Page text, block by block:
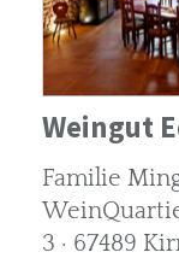
Weingut
Familie
3 · 67489